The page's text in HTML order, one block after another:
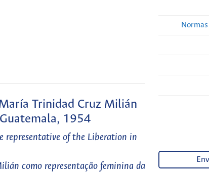
Trinidad Cruz Milián
1954
representative of the Liberation in
como representação feminina da